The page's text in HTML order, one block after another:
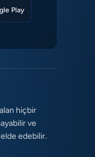
Play
hiçbir
ve
edebilir.